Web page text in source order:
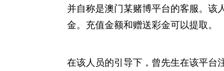
并自称是澳门某赌博平台的客服。该
金。充值金额和赠送彩金可以提取。
在该人员的引导下，曾先生在该平台